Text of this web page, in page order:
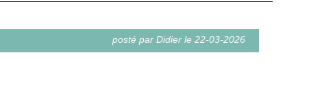
posté par Didier le 22-03-2026